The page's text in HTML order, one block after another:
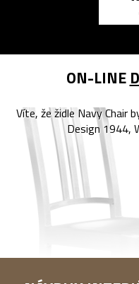
ON-LINE
Víte, že židle Navy Chair
Design 1944,